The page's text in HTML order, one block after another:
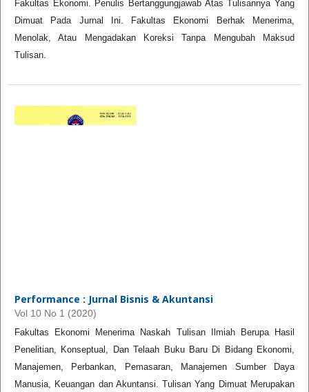
Fakultas Ekonomi. Penulis Bertanggungjawab Atas Tulisannya Yang
Dimuat Pada Jurnal Ini. Fakultas Ekonomi Berhak Menerima,
Menolak, Atau Mengadakan Koreksi Tanpa Mengubah Maksud
Tulisan.
Performance : Jurnal Bisnis & Akuntansi
Vol 10 No 1 (2020)
Fakultas Ekonomi Menerima Naskah Tulisan Ilmiah Berupa Hasil
Penelitian, Konseptual, Dan Telaah Buku Baru Di Bidang Ekonomi,
Manajemen, Perbankan, Pemasaran, Manajemen Sumber Daya
Manusia, Keuangan dan Akuntansi. Tulisan Yang Dimuat Merupakan